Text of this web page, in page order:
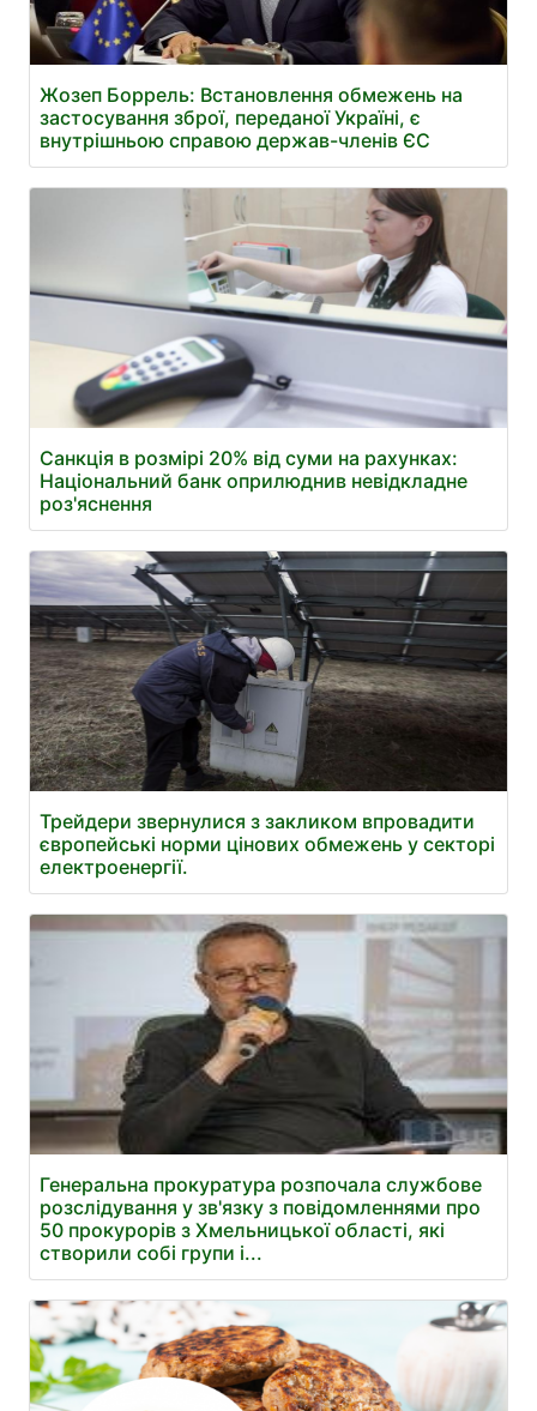
Жозеп Боррель: Встановлення обмежень на
застосування зброї, переданої Україні, є
внутрішньою справою держав-членів ЄС
Санкція в розмірі 20% від суми на рахунках:
Національний банк оприлюднив невідкладне
роз'яснення
Трейдери звернулися з закликом впровадити
європейські норми цінових обмежень у секторі
електроенергії.
Генеральна прокуратура розпочала службове
розслідування у зв'язку з повідомленнями про
50 прокурорів з Хмельницької області, які
створили собі групи і...